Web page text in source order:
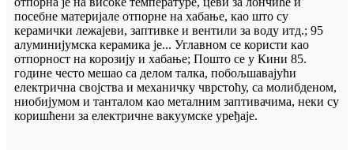
посебне материјале отпорне на хабање, као што су
керамички лежајеви, заптивке и вентили за воду итд.; 95
алуминијумска керамика је... Углавном се користи као
отпорност на корозију и хабање; Пошто се у Кини 85.
године често мешао са делом талка, побољшавајући
електрична својства и механичку чврстоћу, са молибденом,
ниобијумом и танталом као металним заптивачима, неки су
коришћени за електричне вакуумске уређаје.